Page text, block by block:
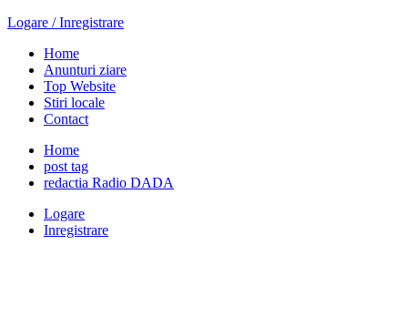
Logare / Inregistrare
Home
Anunturi ziare
Top Website
Stiri locale
Contact
Home
post tag
redactia Radio DADA
Logare
Inregistrare